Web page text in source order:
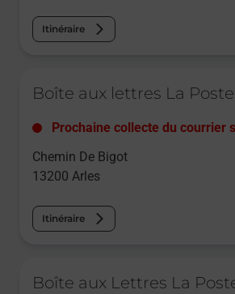
Itinéraire
Boîte aux lettres La Poste
Prochaine collecte du courrier
Chemin De Bigot
13200 Arles
Itinéraire
Boîte aux Lettres La